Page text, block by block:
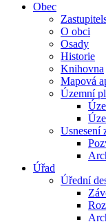
Obec
O obci
Osady
Historie
Knihovna
Mapová
Územní
Usnesení
Úřad
Úřední